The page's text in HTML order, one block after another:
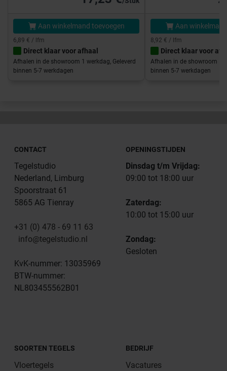
Aan winkelmand toevoegen
6,89 € / lfm
Direct klaar voor afhaal
Afhalen in de showroom 1 werkdag, Geleverd
binnen 5-7 werkdagen
Aan
8,92 € / lfm
Direct klaar voor
Afhalen in de showroom 1
binnen 5-7 werkdagen
CONTACT
Tegelstudio
Nederland, Limburg
Spoorstraat 61
5865 AG Tienray
+31 (0) 478 - 69 11 63
info@tegelstudio.nl
KvK-nummer: 13035969
BTW-nummer:
NL803455562B01
OPENINGSTIJDEN
Dinsdag t/m Vrijdag:
09:00 tot 18:00 uur
Zaterdag:
10:00 tot 15:00 uur
Zondag:
Gesloten
SOORTEN TEGELS
Vloertegels
BEDRIJF
Vacatures